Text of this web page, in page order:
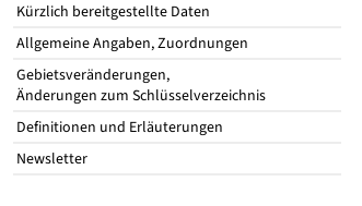
Kürzlich bereitgestellte Daten
Allgemeine Angaben, Zuordnungen
Gebietsveränderungen,
Änderungen zum Schlüsselverzeichnis
Definitionen und Erläuterungen
Newsletter